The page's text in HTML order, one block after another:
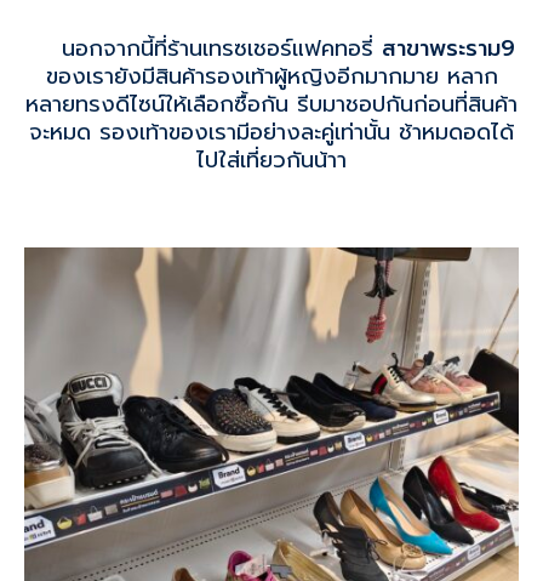
นอกจากนี้ที่ร้านเทรซเชอร์แฟคทอรี่ สาขาพระราม9
ของเรายังมีสินค้ารองเท้าผู้หญิงอีกมากมาย หลาก
หลายทรงดีไซน์ให้เลือกซื้อกัน รีบมาชอปกันก่อนที่สินค้า
จะหมด รองเท้าของเรามีอย่างละคู่เท่านั้น ช้าหมดอดได้
ไปใส่เที่ยวกันน้าา